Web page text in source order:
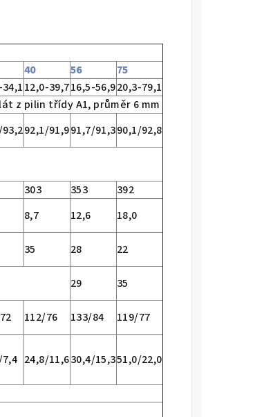
40 56
75
12,0-39,716,5-56,920,3-79,1
z pilin třídy A1, průměr 6 mm
92,1/91,991,7/91,390,1/92,8
303 353
392
8,7 12,6
18,0
35 28
22
29
35
112/76 133/84
119/77
24,8/11,630,4/15,351,0/22,0